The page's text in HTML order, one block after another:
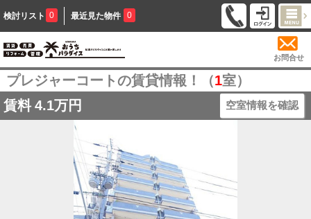
検討リスト 0 最近見た物件 0
お問合せ
プレジャーコートの賃貸情報！（1室）
賃料 4.1万円 空室情報を確認